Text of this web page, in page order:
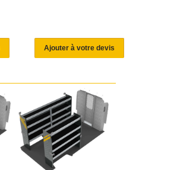
Ajouter à votre devis